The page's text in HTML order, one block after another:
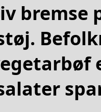
bremse